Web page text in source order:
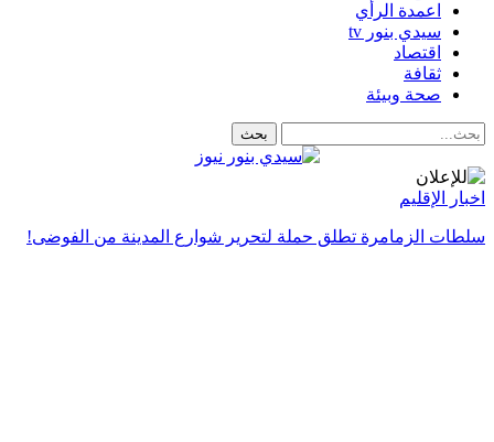
اعمدة الرأي
سيدي بنور tv
اقتصاد
ثقافة
صحة وبيئة
اخبار الإقليم
سلطات الزمامرة تطلق حملة لتحرير شوارع المدينة من الفوضى!